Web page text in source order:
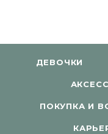
ДЕВОЧКИ
ПОКУПКА И